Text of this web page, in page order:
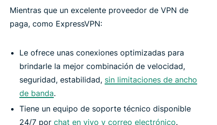
Mientras que un excelente proveedor de VPN de
paga, como ExpressVPN:
Le ofrece unas conexiones optimizadas para
brindarle la mejor combinación de velocidad,
seguridad, estabilidad, sin limitaciones de ancho
de banda.
Tiene un equipo de soporte técnico disponible
24/7 por chat en vivo y correo electrónico.